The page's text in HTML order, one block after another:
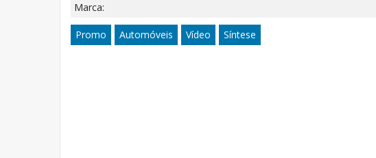
Marca:
Promo Automóveis Vídeo Síntese